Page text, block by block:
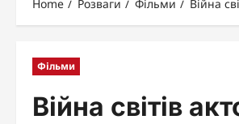
Home Розваги Фільми Війна
Фільми
Війна світів